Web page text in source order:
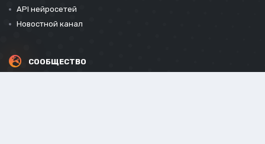
API нейросетей
Новостной канал
СООБЩЕСТВО